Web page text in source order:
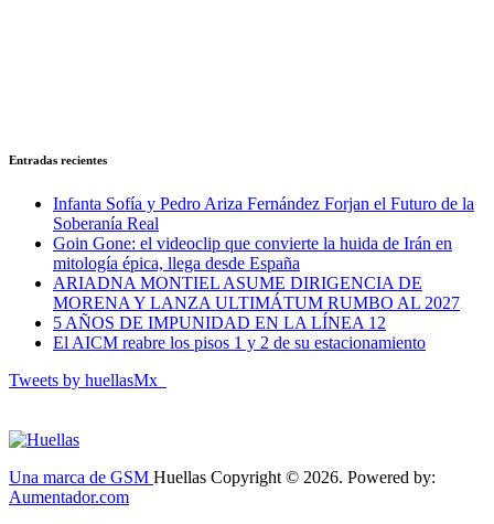
Entradas recientes
Infanta Sofía y Pedro Ariza Fernández Forjan el Futuro de la
Soberanía Real
Goin Gone: el videoclip que convierte la huida de Irán en
mitología épica, llega desde España
ARIADNA MONTIEL ASUME DIRIGENCIA DE
MORENA Y LANZA ULTIMÁTUM RUMBO AL 2027
5 AÑOS DE IMPUNIDAD EN LA LÍNEA 12
El AICM reabre los pisos 1 y 2 de su estacionamiento
Tweets by huellasMx_
Una marca de GSM Huellas Copyright © 2026. Powered by:
Aumentador.com